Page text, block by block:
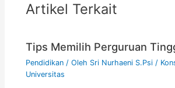
Artikel Terkait
Tips Memilih Perguruan
Pendidikan / Oleh Sri Nurhaeni S.Psi /
Universitas